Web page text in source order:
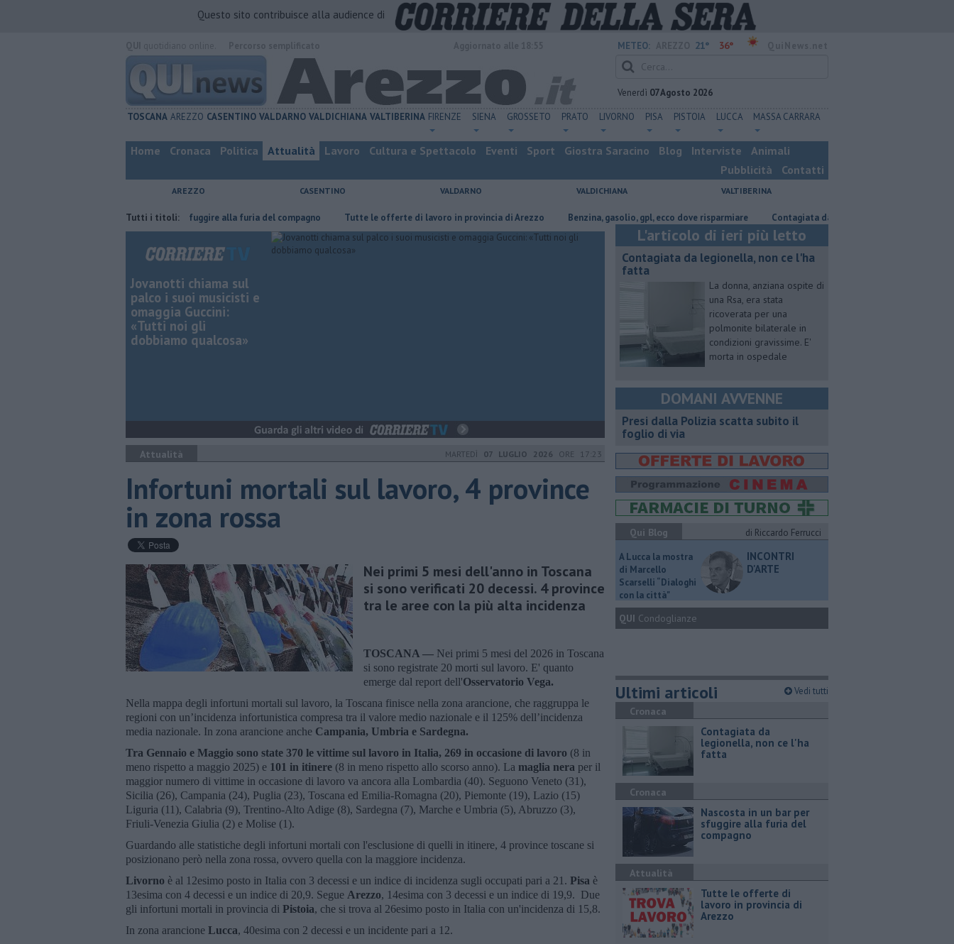
Questo sito contribuisce alla audience di
METEO: 21° 36°
Venerdì 07 Agosto 2026
TOSCANA AREZZO CASENTINO VALDARNO VALDICHIANA VALTIBERINA FIRENZE SIENA GROSSETO PRATO LIVORNO PISA PISTOIA LUCCA MASSA CARRARA
Home Cronaca Politica Attualità Lavoro Cultura e Spettacolo Eventi Sport Giostra Saracino Blog Interviste
Animali
Pubblicità
Contatti
AREZZO CASENTINO VALDARNO VALDICHIANA VALTIBERINA
Tutti i titoli:
Nascosta in un bar per sfuggire alla furia del compagno ​Tutte le offerte di lavoro in provincia di Arezzo ​Benzina, gasolio, gpl, ecco dove risparmiare Contagiata da legionella, non ce l'ha fatta
Jovanotti chiama sul
palco i suoi musicisti e
omaggia Guccini:
«Tutti noi gli
dobbiamo qualcosa»
Attualità MARTEDÌ 07 LUGLIO 2026 ORE 17:23
Infortuni mortali sul lavoro, 4 province
in zona rossa
Nei primi 5 mesi dell'anno in Toscana
si sono verificati 20 decessi. 4 province
tra le aree con la più alta incidenza
TOSCANA — Nei primi 5 mesi del 2026 in Toscana
si sono registrate 20 morti sul lavoro. E' quanto
emerge dal report dell'Osservatorio Vega.
Nella mappa degli infortuni mortali sul lavoro, la Toscana finisce nella zona arancione, che raggruppa le
regioni con un’incidenza infortunistica compresa tra il valore medio nazionale e il 125% dell’incidenza
media nazionale. In zona arancione anche Campania, Umbria e Sardegna.
Tra Gennaio e Maggio sono state 370 le vittime sul lavoro in Italia, 269 in occasione di lavoro (8 in
meno rispetto a maggio 2025) e 101 in itinere (8 in meno rispetto allo scorso anno). La maglia nera per il
maggior numero di vittime in occasione di lavoro va ancora alla Lombardia (40). Seguono Veneto (31),
Sicilia (26), Campania (24), Puglia (23), Toscana ed Emilia-Romagna (20), Piemonte (19), Lazio (15)
Liguria (11), Calabria (9), Trentino-Alto Adige (8), Sardegna (7), Marche e Umbria (5), Abruzzo (3),
Friuli-Venezia Giulia (2) e Molise (1).
Guardando alle statistiche degli infortuni mortali con l'esclusione di quelli in itinere, 4 province toscane si
posizionano però nella zona rossa, ovvero quella con la maggiore incidenza.
Livorno è al 12esimo posto in Italia con 3 decessi e un indice di incidenza sugli occupati pari a 21. Pisa è
13esima con 4 decessi e un indice di 20,9. Segue Arezzo, 14esima con 3 decessi e un indice di 19,9. Due
gli infortuni mortali in provincia di Pistoia, che si trova al 26esimo posto in Italia con un'incidenza di 15,8.
In zona arancione Lucca, 40esima con 2 decessi e un incidente pari a 12.
L'articolo di ieri più letto
Contagiata da legionella, non ce l'ha
fatta
La donna, anziana ospite di
una Rsa, era stata
ricoverata per una
polmonite bilaterale in
condizioni gravissime. E'
morta in ospedale
DOMANI AVVENNE
Presi dalla Polizia scatta subito il
foglio di via
Qui Blog
di Riccardo Ferrucci
A Lucca la mostra
di Marcello
Scarselli “Dialoghi
con la città"
INCONTRI
D'ARTE
QUI Condoglianze
Ultimi articoli Vedi tutti
Cronaca
Contagiata da
legionella, non ce l'ha
fatta
Cronaca
Nascosta in un bar per
sfuggire alla furia del
compagno
Attualità
​Tutte le offerte di
lavoro in provincia di
Arezzo